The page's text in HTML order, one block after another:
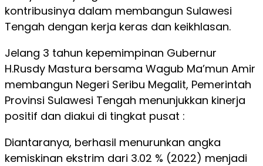
kontribusinya dalam membangun Sulawesi
Tengah dengan kerja keras dan keikhlasan.
Jelang 3 tahun kepemimpinan Gubernur
H.Rusdy Mastura bersama Wagub Ma’mun Amir
membangun Negeri Seribu Megalit, Pemerintah
Provinsi Sulawesi Tengah menunjukkan kinerja
positif dan diakui di tingkat pusat :
Diantaranya, berhasil menurunkan angka
kemiskinan ekstrim dari 3.02 % (2022) menjadi